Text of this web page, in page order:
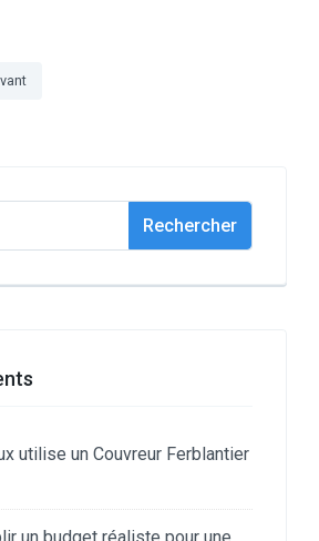
utilise un Couvreur Ferblantier